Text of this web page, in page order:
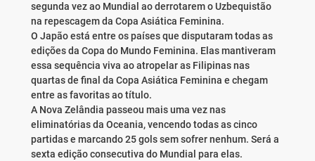
segunda vez ao Mundial ao derrotarem o Uzbequistão
na repescagem da Copa Asiática Feminina.
O Japão está entre os países que disputaram todas as
edições da Copa do Mundo Feminina. Elas mantiveram
essa sequência viva ao atropelar as Filipinas nas
quartas de final da Copa Asiática Feminina e chegam
entre as favoritas ao título.
A Nova Zelândia passeou mais uma vez nas
eliminatórias da Oceania, vencendo todas as cinco
partidas e marcando 25 gols sem sofrer nenhum. Será a
sexta edição consecutiva do Mundial para elas.